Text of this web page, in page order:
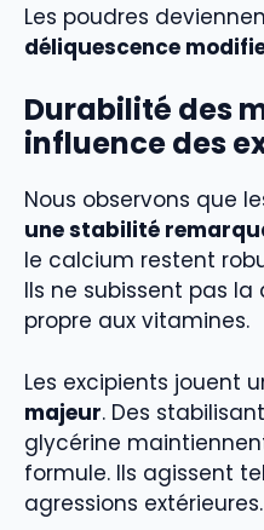
Les poudres
déliquescence
Durabilité des
influence des
Nous observons que
une stabilité
le calcium restent
Ils ne subissent pas
propre aux vitamines.
Les excipients jouent
majeur. Des
glycérine
formule. Ils agissent
agressions extérieures.